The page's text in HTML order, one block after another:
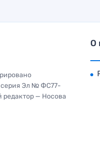
серия Эл № ФС77-
редактор — Носова
О